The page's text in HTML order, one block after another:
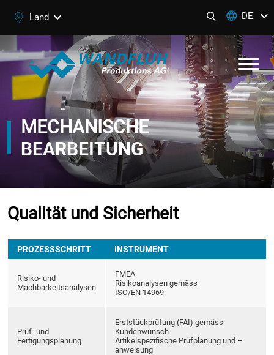
Land DE
MECHANISCHE
BEARBEITUNG
Qualität und Sicherheit
PROZESSSCHRITT INSTRUMENT
Risiko- und
Machbarkeitsanalysen
FMEA
Risikoanalysen gemäss
ISO/EN 14969
Prüf- und
Fertigungsplanung
Erststückprüfung (FAI) gemäss
Kundenwunsch
Artikelspezifische Prüfplanung und –
anweisung